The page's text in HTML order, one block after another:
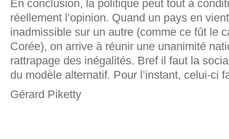
En conclusion, la politique peut tout à
réellement l’opinion. Quand un pays en
inadmissible sur un autre (comme ce fût le
Corée), on arrive à réunir une unanimité
rattrapage des inégalités. Bref il faut la
du modèle alternatif. Pour l’instant, celui-ci
Gérard Piketty